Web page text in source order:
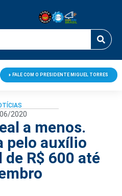
FALE COM O PRESIDENTE MIGUEL TORRES
2020
a menos.
pelo auxílio
R$ 600 até